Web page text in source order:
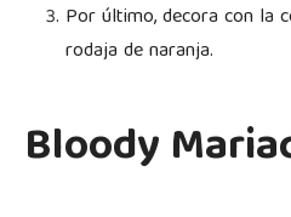
Por último, decora con la
rodaja de naranja.
Bloody